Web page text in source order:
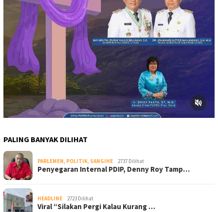
PALING BANYAK DILIHAT
PARLEMEN, POLITIK, SANGIHE 2737 Dilihat
Penyegaran Internal PDIP, Denny Roy Tamp…
HEADLINE 2723 Dilihat
Viral “Silakan Pergi Kalau Kurang …